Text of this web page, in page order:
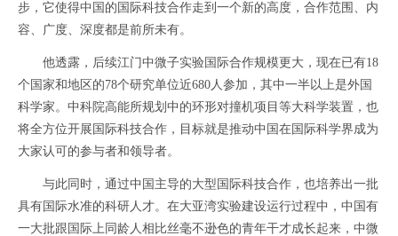
步，它使得中国的国际科技合作走到一个新的高度，合作范围、内
容、广度、深度都是前所未有。
他透露，后续江门中微子实验国际合作规模更大，现在已有18
个国家和地区的78个研究单位近680人参加，其中一半以上是外国
科学家。中科院高能所规划中的环形对撞机项目等大科学装置，也
将全方位开展国际科技合作，目标就是推动中国在国际科学界成为
大家认可的参与者和领导者。
与此同时，通过中国主导的大型国际科技合作，也培养出一批
具有国际水准的科研人才。在大亚湾实验建设运行过程中，中国有
一大批跟国际上同龄人相比丝毫不逊色的青年干才成长起来，中微